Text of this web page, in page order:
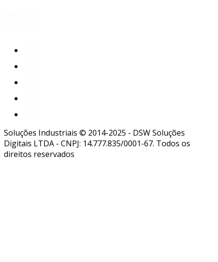
Soluções Industriais © 2014-2025 - DSW Soluções
Digitais LTDA - CNPJ: 14.777.835/0001-67. Todos os
direitos reservados